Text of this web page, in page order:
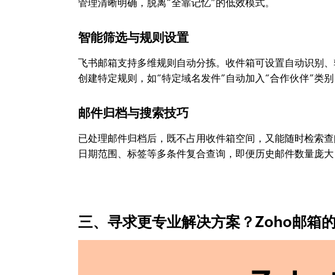
管理清晰明确，脱离“全靠记忆”的低效模式。
智能筛选与规则设置
飞书邮箱支持多维规则自动分拣。收件箱可设置自动识别
创建特定规则，如“特定域名发件”自动加入“合作伙伴”类
邮件归档与搜索技巧
已处理邮件归档后，既不占用收件箱空间，又能随时检索
日期范围、标签等多条件复合查询，即便历史邮件数量庞大
三、寻求更专业解决方案？Zoho邮箱